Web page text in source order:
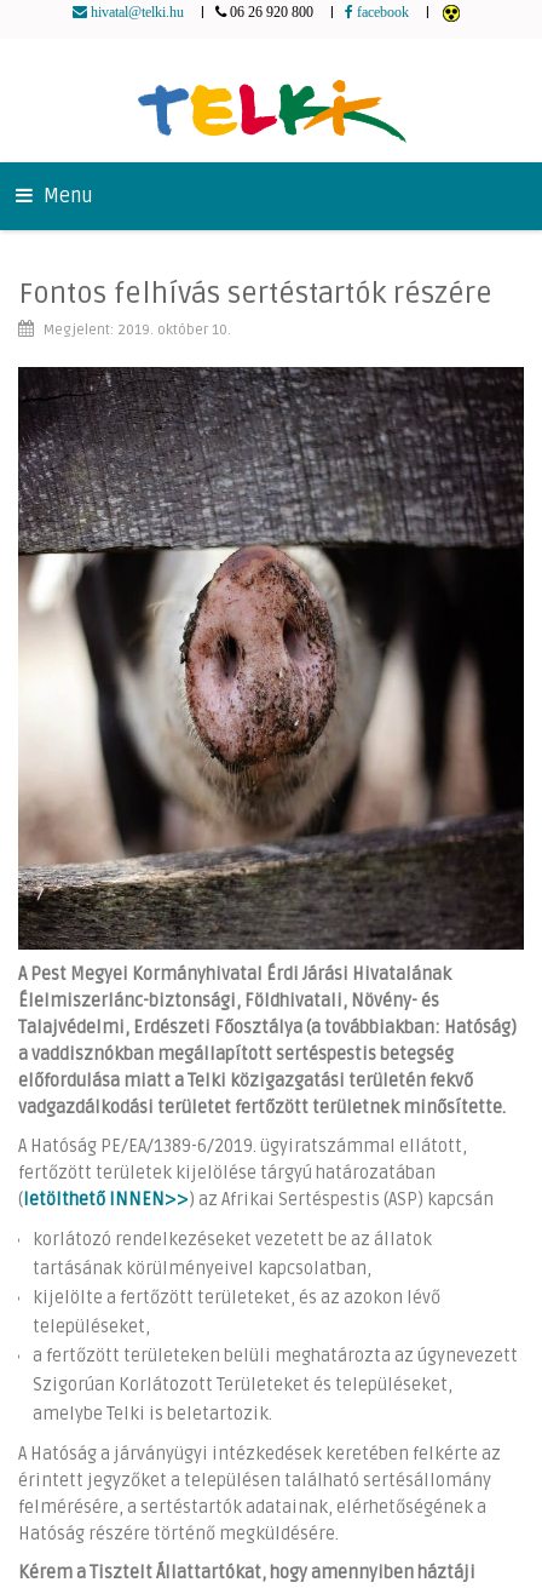
hivatal@telki.hu 06 26 920 800 facebook
Menu
Fontos felhívás sertéstartók részére
Megjelent: 2019. október 10.
A Pest Megyei Kormányhivatal Érdi Járási Hivatalának
Élelmiszerlánc-biztonsági, Földhivatali, Növény- és
Talajvédelmi, Erdészeti Főosztálya (a továbbiakban: Hatóság)
a vaddisznókban megállapított sertéspestis betegség
előfordulása miatt a Telki közigazgatási területén fekvő
vadgazdálkodási területet fertőzött területnek minősítette.
A Hatóság PE/EA/1389-6/2019. ügyiratszámmal ellátott,
fertőzött területek kijelölése tárgyú határozatában
( letölthető INNEN>>) az Afrikai Sertéspestis (ASP) kapcsán
korlátozó rendelkezéseket vezetett be az állatok
tartásának körülményeivel kapcsolatban,
kijelölte a fertőzött területeket, és az azokon lévő
településeket,
a fertőzött területeken belüli meghatározta az úgynevezett
Szigorúan Korlátozott Területeket és településeket,
amelybe Telki is beletartozik.
A Hatóság a járványügyi intézkedések keretében felkérte az
érintett jegyzőket a településen található sertésállomány
felmérésére, a sertéstartók adatainak, elérhetőségének a
Hatóság részére történő megküldésére.
Kérem a Tisztelt Állattartókat, hogy amennyiben háztáji